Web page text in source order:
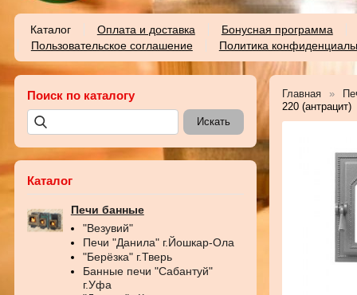
Каталог Оплата и доставка
Бонусная программа
Пользовательское соглашение
Политика
Поиск по каталогу
Каталог
Печи банные
"Везувий"
Печи "Данила" г.Йошкар-Ола
"Берёзка" г.Тверь
Банные печи "Сабантуй"
г.Уфа
Главная
220 (антрацит)